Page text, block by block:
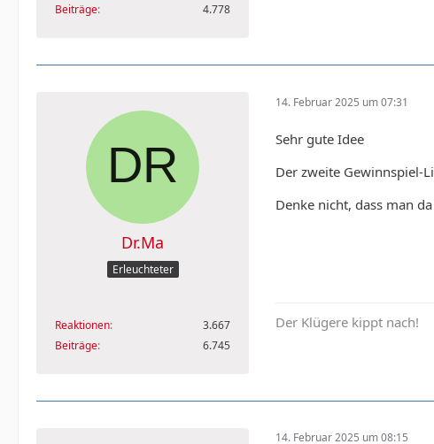
Beiträge
4.778
Dr.Ma
Erleuchteter
Reaktionen
3.667
Beiträge
6.745
14. Februar 2025 um 07:31
Sehr gute Idee
Der zweite Gewinnspiel-
Denke nicht, dass man
Der Klügere kippt nach!
14. Februar 2025 um 08:15